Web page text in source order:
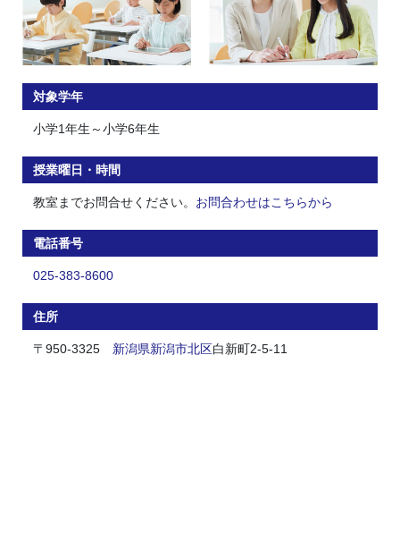
対象学年
小学1年生～小学6年生
授業曜日・時間
教室までお問合せください。 お問合わせはこちらから
電話番号
025-383-8600
住所
〒950-3325 新潟県新潟市北区白新町2-5-11